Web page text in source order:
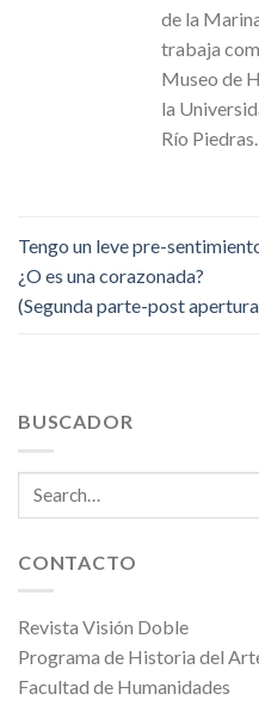
de la
trabaja
Museo de
la
Río Piedras.
Tengo un leve pre-
¿O es una corazonada?
(Segunda parte-post
BUSCADOR
CONTACTO
Revista Visión Doble
Programa de Historia del
Facultad de Humanidades